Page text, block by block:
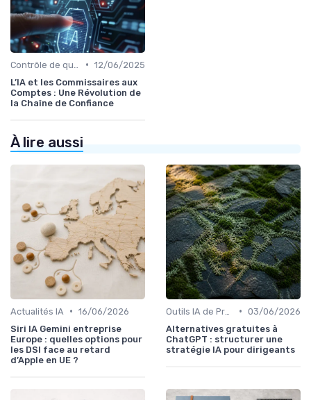
• 12/06/2025
L’IA et les Commissaires aux
Comptes : Une Révolution de
la Chaîne de Confiance
À lire aussi
Actualités IA • 16/06/2026
Siri IA Gemini entreprise
Europe : quelles options pour
les DSI face au retard
d’Apple en UE ?
• 03/06/2026
Alternatives gratuites à
ChatGPT : structurer une
stratégie IA pour dirigeants